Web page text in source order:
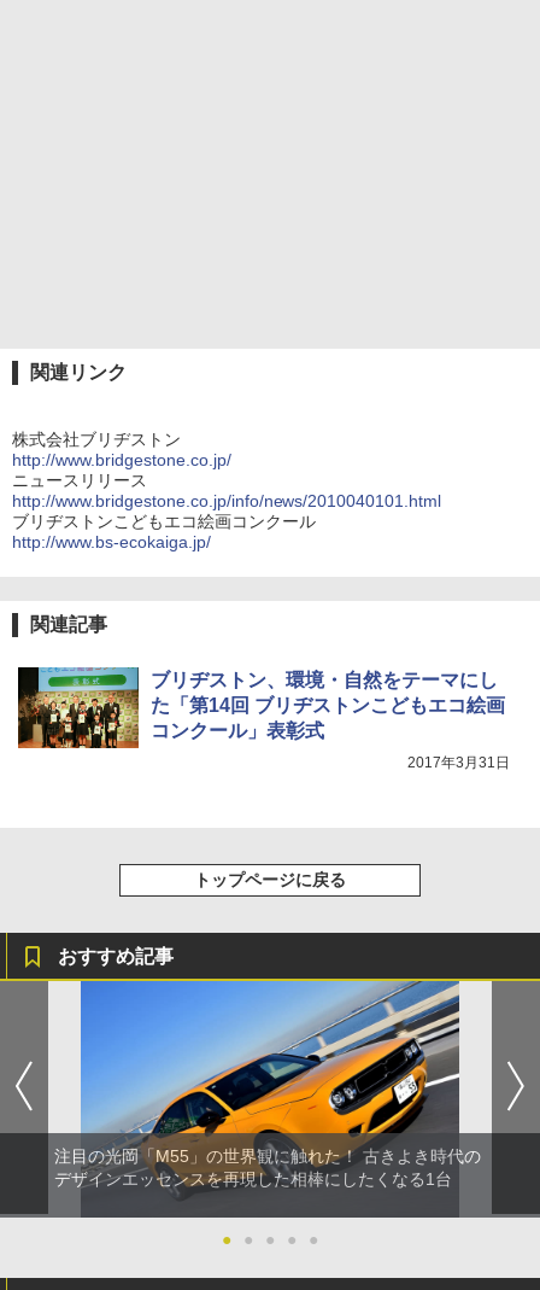
関連リンク
株式会社ブリヂストン
http://www.bridgestone.co.jp/
ニュースリリース
http://www.bridgestone.co.jp/info/news/2010040101.html
ブリヂストンこどもエコ絵画コンクール
http://www.bs-ecokaiga.jp/
関連記事
ブリヂストン、環境・自然をテーマにし
た「第14回 ブリヂストンこどもエコ絵画
コンクール」表彰式
2017年3月31日
トップページに戻る
おすすめ記事
注目の光岡「M55」の世界観に触れた！ 古きよき時代の
デザインエッセンスを再現した相棒にしたくなる1台
● ● ● ● ●